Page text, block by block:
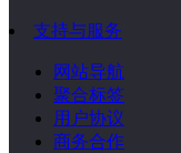
支持与服务
网站导航
聚合标签
用户协议
商务合作